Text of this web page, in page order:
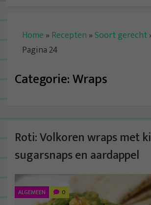
Home » Recepten » Soort gerecht
Pagina 24
Categorie:Wraps
Roti: Volkoren wraps met
sugarsnaps en aardappel
ALGEMEEN 0